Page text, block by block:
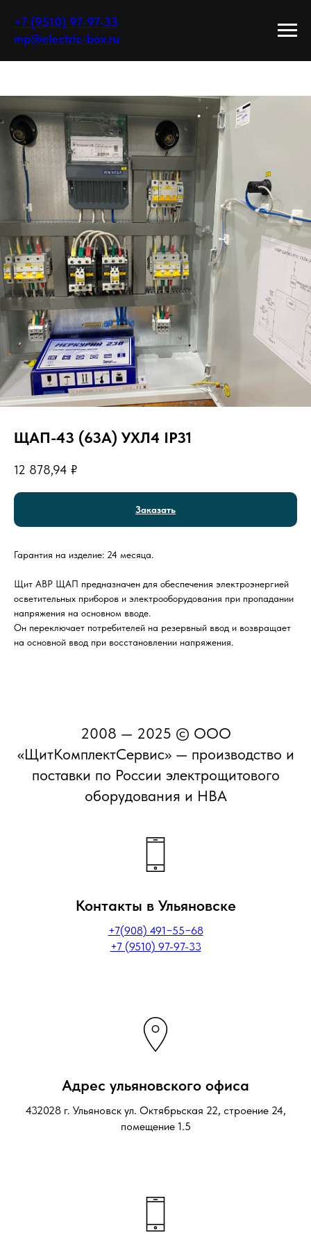
+7 (9510) 97-97-33
mp@electric-box.ru
ЩАП-43 (63А) УХЛ4 IP31
12 878,94 ₽
Заказать
Гарантия на изделие: 24 месяца.
Щит АВР ЩАП предназначен для обеспечения электроэнергией
осветительных приборов и электрооборудования при пропадании
напряжения на основном вводе.
Он переключает потребителей на резервный ввод и возвращает
на основной ввод при восстановлении напряжения.
2008 — 2025 © ООО
«ЩитКомплектСервис» — производство и
поставки по России электрощитового
оборудования и НВА
Контакты в Ульяновске
+7(908) 491−55−68
+7 (9510) 97-97-33
Адрес ульяновского офиса
432028 г. Ульяновск ул. Октябрьская 22, строение 24,
помещение 1.5